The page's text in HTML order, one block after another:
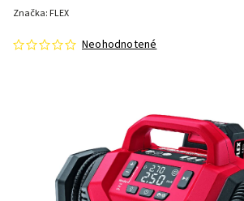
Neohodnotené
Značka: FLEX